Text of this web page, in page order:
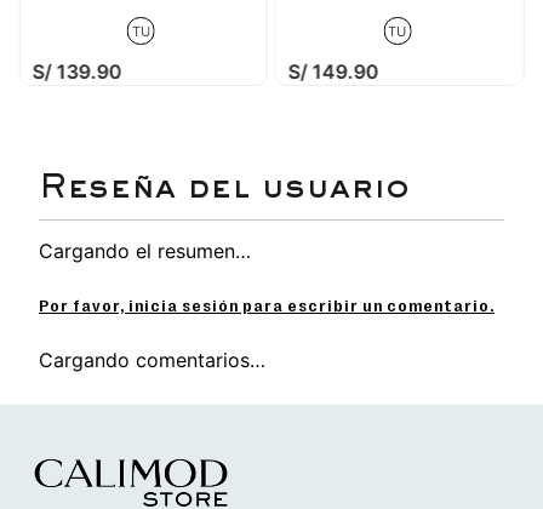
TU
S/ 139.90
TU
S/ 149.90
Cargando el resumen…
Por favor, inicia sesión para escribir un comentario.
Cargando comentarios…